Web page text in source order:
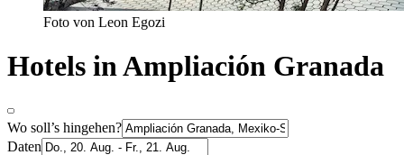
Foto von Leon Egozi
Hotels in Ampliación Granada
Wo soll’s hingehen?
Daten